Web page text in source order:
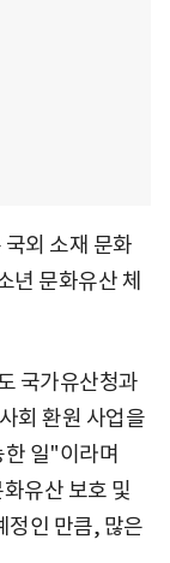
외 소재 문화
년 문화유산 체
국가유산청과
회 환원 사업을
일"이라며
유산 보호 및
정인 만큼, 많은